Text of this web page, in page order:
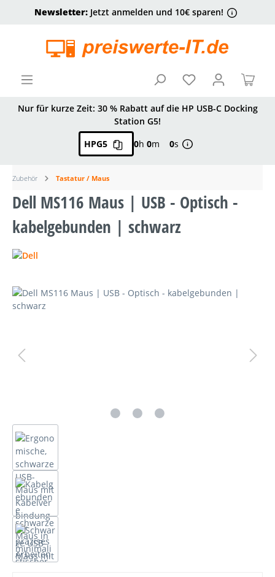
springen
Newsletter:Jetzt anmelden und 10€ sparen!
Nur für kurze Zeit: 30 % Rabatt auf die HP USB-C Docking
Station G5!
HPG5
0h 0m 0s
Zubehör Tastatur / Maus
Dell MS116 Maus | USB - Optisch -
kabelgebunden | schwarz
Bildergalerie überspringen